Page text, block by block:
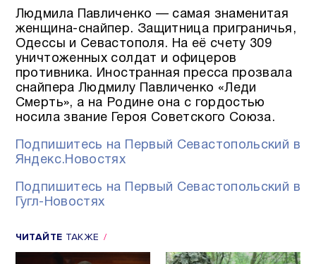
Людмила Павличенко — самая знаменитая
женщина-снайпер. Защитница приграничья,
Одессы и Севастополя. На её счету 309
уничтоженных солдат и офицеров
противника. Иностранная пресса прозвала
снайпера Людмилу Павличенко «Леди
Смерть», а на Родине она с гордостью
носила звание Героя Советского Союза.
Подпишитесь на Первый Севастопольский в
Яндекс.Новостях
Подпишитесь на Первый Севастопольский в
Гугл-Новостях
ЧИТАЙТЕ ТАКЖЕ